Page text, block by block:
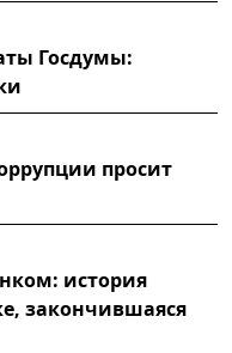
Госдумы:
просит
история
закончившаяся